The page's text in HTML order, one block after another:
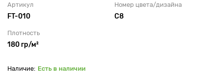
Артикул
FT-010
Номер цвета/дизайна
С8
Плотность
180 гр/м²
Есть в наличии